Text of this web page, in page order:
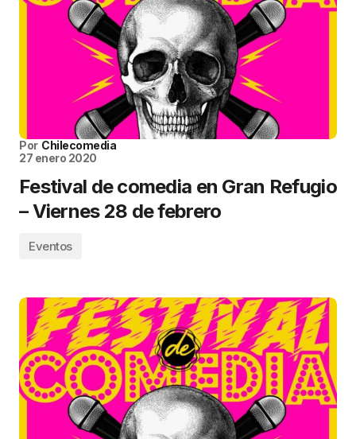
Por Chilecomedia
27 enero 2020
Festival de comedia en Gran Refugio
– Viernes 28 de febrero
Eventos